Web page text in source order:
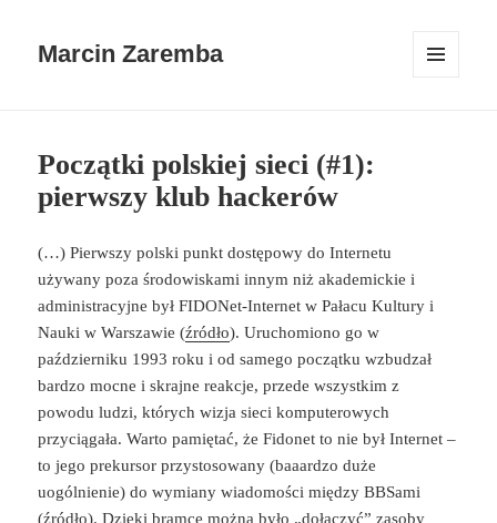
Marcin Zaremba
Początki polskiej sieci (#1):
pierwszy klub hackerów
(…) Pierwszy polski punkt dostępowy do Internetu
używany poza środowiskami innym niż akademickie i
administracyjne był FIDONet-Internet w Pałacu Kultury i
Nauki w Warszawie (źródło). Uruchomiono go w
październiku 1993 roku i od samego początku wzbudzał
bardzo mocne i skrajne reakcje, przede wszystkim z
powodu ludzi, których wizja sieci komputerowych
przyciągała. Warto pamiętać, że Fidonet to nie był Internet –
to jego prekursor przystosowany (baaardzo duże
uogólnienie) do wymiany wiadomości między BBSami
(źródło). Dzięki bramce można było „dołączyć” zasoby